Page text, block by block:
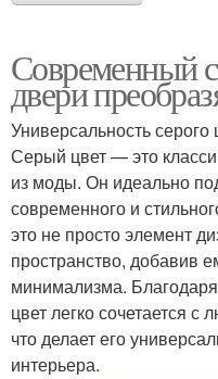
Современный
двери
Универсальность серого
Серый цвет — это
из моды. Он идеально
современного и
это не просто элемент
пространство, добавив
минимализма.
цвет легко сочетается
что делает его
интерьера.